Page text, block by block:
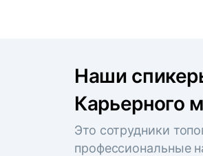
Наши
Карьерного
Это сотрудники
профессиональные